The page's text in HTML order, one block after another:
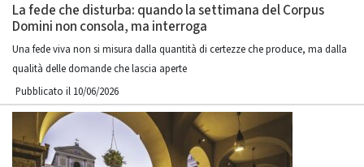
La fede che disturba: quando la settimana del Corpus
Domini non consola, ma interroga
Una fede viva non si misura dalla quantità di certezze che produce, ma dalla
qualità delle domande che lascia aperte
Pubblicato il 10/06/2026